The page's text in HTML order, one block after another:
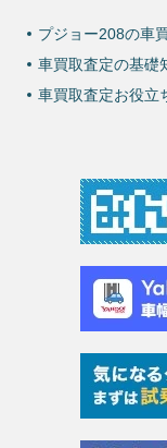
プジョー208の車
車買取査定の基礎
車買取査定お役立